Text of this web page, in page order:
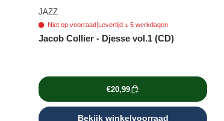
JAZZ
Niet op voorraad Levertijd ± 5 werkdagen
Jacob Collier - Djesse vol.1 (CD)
€20,99
Bekijk winkelvoorraad